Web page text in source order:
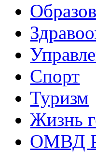
Спорт
Туризм
Жизнь
ОМВД